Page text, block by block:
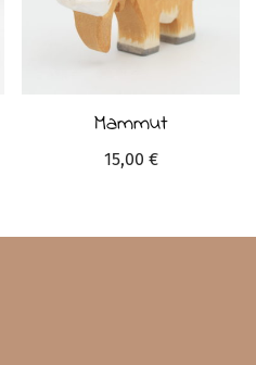
Mammut
15,00 €